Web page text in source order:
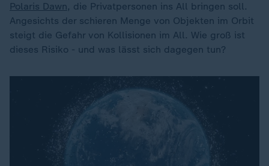
Polaris Dawn, die Privatpersonen ins All bringen soll.
Angesichts der schieren Menge von Objekten im Orbit
steigt die Gefahr von Kollisionen im All. Wie groß ist
dieses Risiko - und was lässt sich dagegen tun?